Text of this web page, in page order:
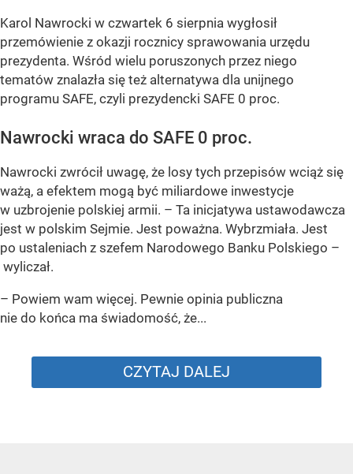
Karol Nawrocki w czwartek 6 sierpnia wygłosił
przemówienie z okazji rocznicy sprawowania urzędu
prezydenta. Wśród wielu poruszonych przez niego
tematów znalazła się też alternatywa dla unijnego
programu SAFE, czyli prezydencki SAFE 0 proc.
Nawrocki wraca do SAFE 0 proc.
Nawrocki zwrócił uwagę, że losy tych przepisów wciąż się
ważą, a efektem mogą być miliardowe inwestycje
w uzbrojenie polskiej armii. – Ta inicjatywa ustawodawcza
jest w polskim Sejmie. Jest poważna. Wybrzmiała. Jest
po ustaleniach z szefem Narodowego Banku Polskiego –
wyliczał.
– Powiem wam więcej. Pewnie opinia publiczna
nie do końca ma świadomość, że...
CZYTAJ DALEJ